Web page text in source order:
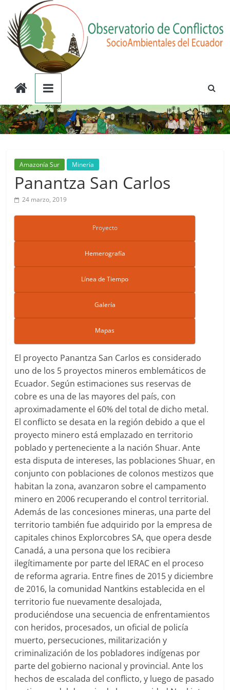
contenido
Observatorio
de
Conflictos
Socioambientales
del
Ecuador
Amazonía Sur Minería
Panantza San Carlos
24 marzo, 2019
Proyecto
Hemerografía
Línea de Tiempo
Galería
Mapas
El proyecto Panantza San Carlos es considerado
uno de los 5 proyectos mineros emblemáticos de
Ecuador. Según estimaciones sus reservas de
cobre es una de las mayores del país, con
aproximadamente el 60% del total de dicho metal.
El conflicto se desata en la región debido a que el
proyecto minero está emplazado en territorio
poblado y perteneciente a la nación Shuar. Ante
esta disputa de intereses, las poblaciones Shuar, en
conjunto con poblaciones de colonos mestizos que
habitan la zona, avanzaron sobre el campamento
minero en 2006 recuperando el control territorial.
Además de las concesiones mineras, una parte del
territorio también fue adquirido por la empresa de
capitales chinos Explorcobres SA, que opera desde
Canadá, a una persona que los recibiera
ilegítimamente por parte del IERAC en el proceso
de reforma agraria. Entre fines de 2015 y diciembre
de 2016, la comunidad Nantkins establecida en el
territorio fue nuevamente desalojada,
produciéndose una secuencia de enfrentamientos
con heridos, procesados, un oficial de policía
muerto, persecuciones, militarización y
criminalización de los pobladores indígenas por
parte del gobierno nacional y provincial. Ante los
hechos de escalada del conflicto, y luego de pasado